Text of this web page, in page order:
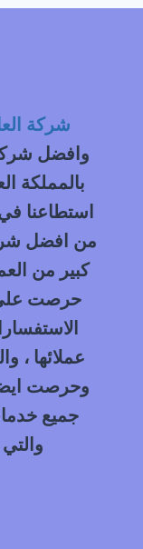
شركة
وافضل
بالمملكة
استطاعنا
من افضل
كبير من
حرصت علي
عملائها ،
وحرصت
جميع
والتي